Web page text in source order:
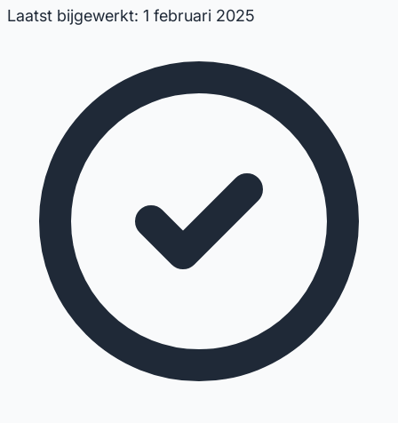
Laatst bijgewerkt: 1 februari 2025